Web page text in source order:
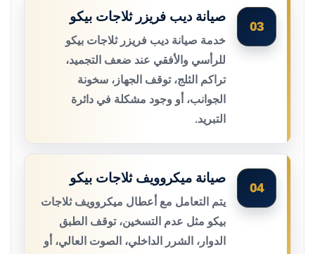
03
صيانة ديب فريزر ثلاجات بيكو
خدمة صيانة ديب فريزر ثلاجات بيكو
للرأسي والأفقي عند ضعف التجميد،
تراكم الثلج، توقف الجهاز، سخونة
الجوانب، أو وجود مشكلة في دائرة
التبريد.
04
صيانة ميكروويف ثلاجات بيكو
يتم التعامل مع أعطال ميكروويف ثلاجات
بيكو مثل عدم التسخين، توقف الطبق
الدوار، الشرر الداخلي، الصوت العالي، أو